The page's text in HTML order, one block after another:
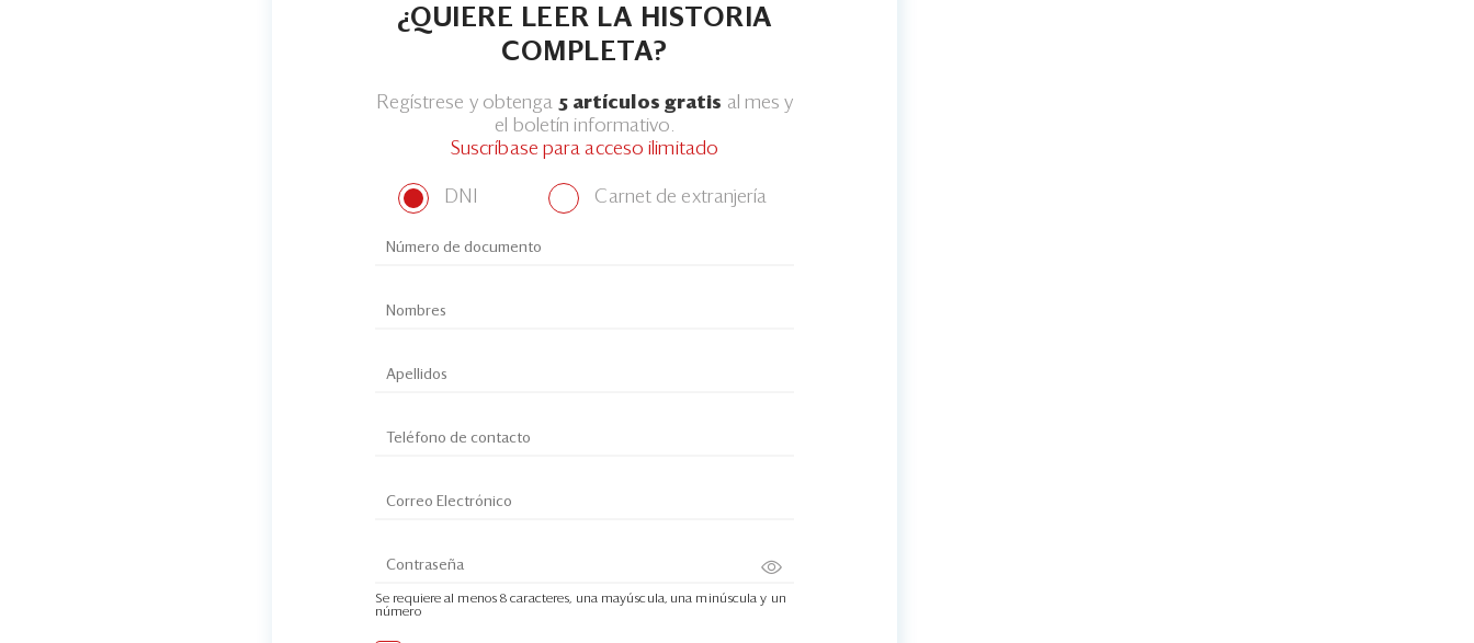
¿QUIERE LEER LA HISTORIA
COMPLETA?
Regístrese y obtenga 5 artículos gratis al mes y
el boletín informativo.
Suscríbase para acceso ilimitado
DNI Carnet de extranjería
Se requiere al menos 8 caracteres, una mayúscula, una minúscula y un
número